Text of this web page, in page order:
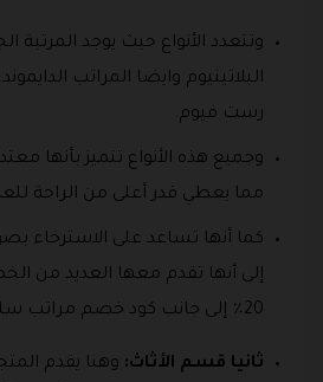
وتتعدد الأنواع حيث يوجد المرتبة
البلاتينيوم وايضا المراتب
رست فيوم.
وجميع هذه الأنواع تتميز بأنها
مما يعطي قدر أعلى من الراحة
كما أنها تساعد على الاسترخاء
إلى أنها تقدم معها العديد من
20٪ إلى جانب كود خصم مراتب سليب رويال.
ثانيا قسم الأثاث: وهنا يقدم